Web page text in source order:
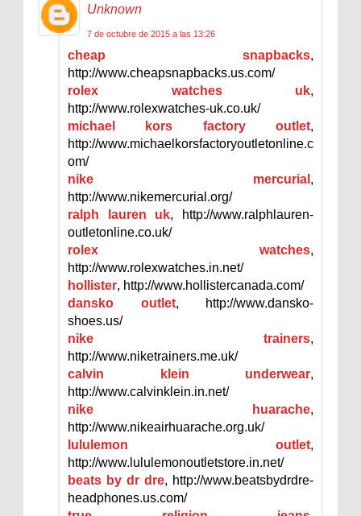
Unknown
7 de octubre de 2015 a las 13:26
cheap snapbacks,
http://www.cheapsnapbacks.us.com/
rolex watches uk,
http://www.rolexwatches-uk.co.uk/
michael kors factory outlet,
http://www.michaelkorsfactoryoutletonline.c
om/
nike mercurial ,
http://www.nikemercurial.org/
ralph lauren uk, http://www.ralphlauren-
outletonline.co.uk/
rolex watches,
http://www.rolexwatches.in.net/
hollister, http://www.hollistercanada.com/
dansko outlet, http://www.dansko-
shoes.us/
nike trainers,
http://www.niketrainers.me.uk/
calvin klein underwear,
http://www.calvinklein.in.net/
nike huarache,
http://www.nikeairhuarache.org.uk/
lululemon outlet,
http://www.lululemonoutletstore.in.net/
beats by dr dre, http://www.beatsbydrdre-
headphones.us.com/